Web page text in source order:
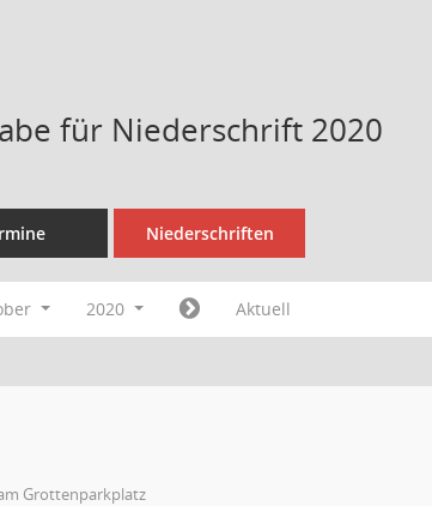
für Niederschrift 2020
Niederschriften
2020 Aktuell
Grottenparkplatz